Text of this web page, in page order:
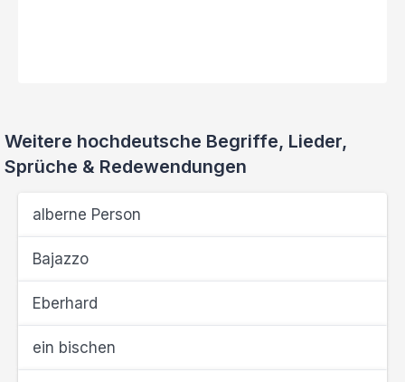
Weitere hochdeutsche Begriffe, Lieder,
Sprüche & Redewendungen
alberne Person
Bajazzo
Eberhard
ein bischen